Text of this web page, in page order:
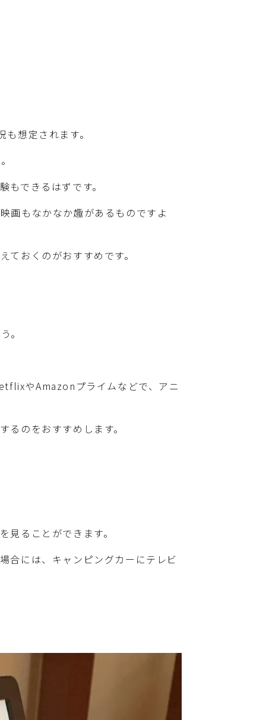
想定されます。
できるはずです。
画もなかなか趣があるものですよ
おくのがおすすめです。
。
やAmazonプライムなどで、アニ
のをおすすめします。
ることができます。
合には、キャンピングカーにテレビ